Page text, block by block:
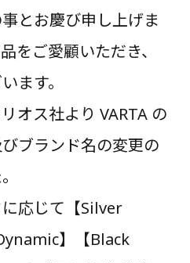
とお慶び申し上げま
をご愛顧いただき、
ます。
オス社より VARTA の
ブランド名の変更の
応じて【Silver
】【Black